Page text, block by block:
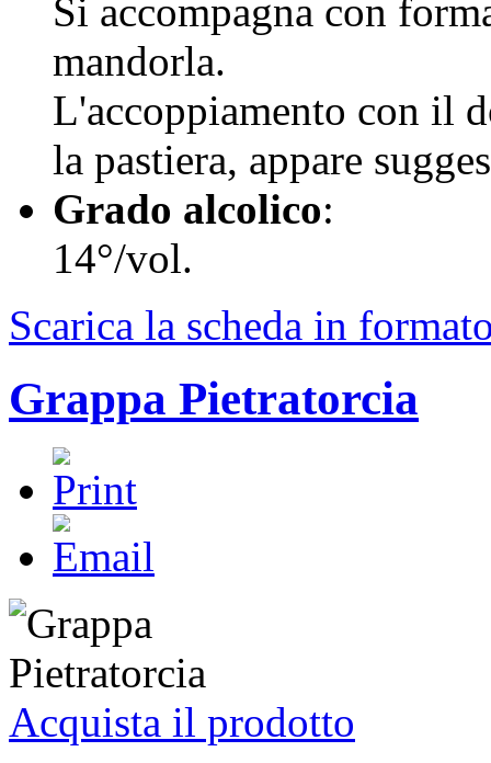
Si accompagna con
mandorla.
L'accoppiamento con il
la pastiera, appare
Grado alcolico:
14°/vol.
Scarica la scheda in
Grappa Pietratorcia
Acquista il prodotto